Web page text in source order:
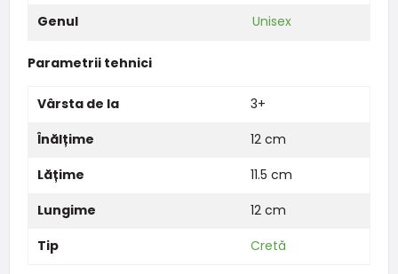
Genul
Unisex
Parametrii tehnici
Vârsta de la
3+
Înălțime
12 cm
Lățime
11.5 cm
Lungime
12 cm
Tip
Cretă